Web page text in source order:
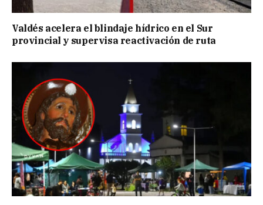
Valdés acelera el blindaje hídrico en el Sur
provincial y supervisa reactivación de ruta